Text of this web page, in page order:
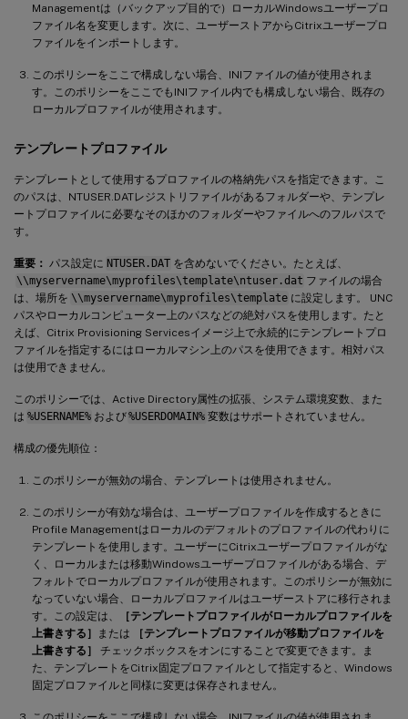
Managementは（バックアップ目的で）ローカルWindowsユーザープロ
ファイル名を変更します。次に、ユーザーストアからCitrixユーザープロ
ファイルをインポートします。
このポリシーをここで構成しない場合、INIファイルの値が使用されま
す。このポリシーをここでもINIファイル内でも構成しない場合、既存の
ローカルプロファイルが使用されます。
テンプレートプロファイル
テンプレートとして使用するプロファイルの格納先パスを指定できます。こ
のパスは、NTUSER.DATレジストリファイルがあるフォルダーや、テンプレ
ートプロファイルに必要なそのほかのフォルダーやファイルへのフルパスで
す。
重要： パス設定に NTUSER.DAT を含めないでください。たとえば、
\\myservername\myprofiles\template\ntuser.dat ファイルの場合
は、場所を \\myservername\myprofiles\template に設定します。 UNC
パスやローカルコンピューター上のパスなどの絶対パスを使用します。たと
えば、Citrix Provisioning Servicesイメージ上で永続的にテンプレートプロ
ファイルを指定するにはローカルマシン上のパスを使用できます。相対パス
は使用できません。
このポリシーでは、Active Directory属性の拡張、システム環境変数、また
は %USERNAME% および%USERDOMAIN% 変数はサポートされていません。
構成の優先順位：
このポリシーが無効の場合、テンプレートは使用されません。
このポリシーが有効な場合は、ユーザープロファイルを作成するときに
Profile Managementはローカルのデフォルトのプロファイルの代わりに
テンプレートを使用します。ユーザーにCitrixユーザープロファイルがな
く、ローカルまたは移動Windowsユーザープロファイルがある場合、デ
フォルトでローカルプロファイルが使用されます。このポリシーが無効に
なっていない場合、ローカルプロファイルはユーザーストアに移行されま
す。この設定は、
［テンプレートプロファイルがローカルプロファイルを
上書きする］
または
［テンプレートプロファイルが移動プロファイルを
上書きする］
チェックボックスをオンにすることで変更できます。ま
た、テンプレートをCitrix固定プロファイルとして指定すると、Windows
固定プロファイルと同様に変更は保存されません。